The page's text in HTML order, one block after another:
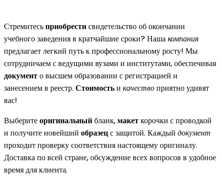
Стремитесьприобрестисвидетельство об окончании
учебного заведения в кратчайшие сроки? Нашакомпания
предлагает легкий путь к профессиональному росту! Мы
сотрудничаем с ведущими вузами и институтами, обеспечивая
документо высшем образовании с регистрацией и
занесением в реестр. Стоимостьи качествоприятно удивят
вас!
Выберитеоригинальныйбланк,макеткорочки с проводкой
и получите новейший образецс защитой. Каждый документ
проходит проверку соответствия настоящему оригиналу.
Доставка по всей стране, обсуждение всех вопросов в удобное
время для клиента.